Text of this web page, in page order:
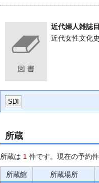
近代婦人雑誌
近代女性文化
SDI
所蔵
所蔵は 1 件です。現在の予約
所蔵館 所蔵場所